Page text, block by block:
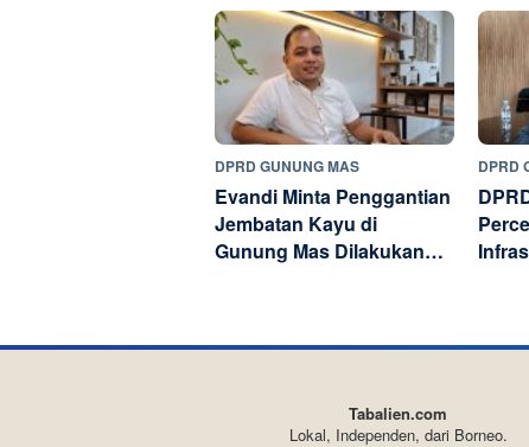
DPRD GUNUNG MAS
Evandi Minta Penggantian
Jembatan Kayu di
Gunung Mas Dilakukan
DPRD
Tabalien.com
Lokal, Independen, dari Borneo.